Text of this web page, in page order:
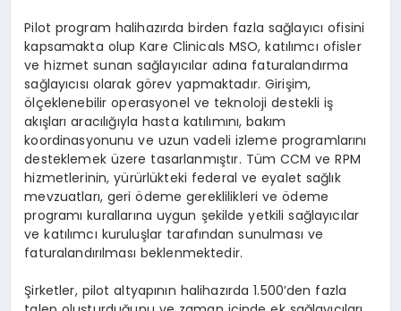
Pilot program halihazırda birden fazla sağlayıcı ofisini
kapsamakta olup Kare Clinicals MSO, katılımcı ofisler
ve hizmet sunan sağlayıcılar adına faturalandırma
sağlayıcısı olarak görev yapmaktadır. Girişim,
ölçeklenebilir operasyonel ve teknoloji destekli iş
akışları aracılığıyla hasta katılımını, bakım
koordinasyonunu ve uzun vadeli izleme programlarını
desteklemek üzere tasarlanmıştır. Tüm CCM ve RPM
hizmetlerinin, yürürlükteki federal ve eyalet sağlık
mevzuatları, geri ödeme gereklilikleri ve ödeme
programı kurallarına uygun şekilde yetkili sağlayıcılar
ve katılımcı kuruluşlar tarafından sunulması ve
faturalandırılması beklenmektedir.
Şirketler, pilot altyapının halihazırda 1.500’den fazla